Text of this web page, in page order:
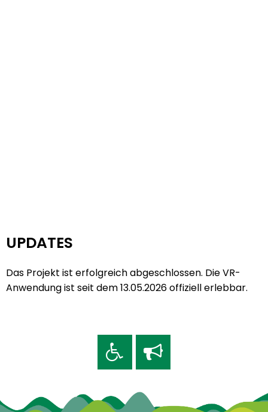
UPDATES
Das Projekt ist erfolgreich abgeschlossen. Die VR-
Anwendung ist seit dem 13.05.2026 offiziell erlebbar.